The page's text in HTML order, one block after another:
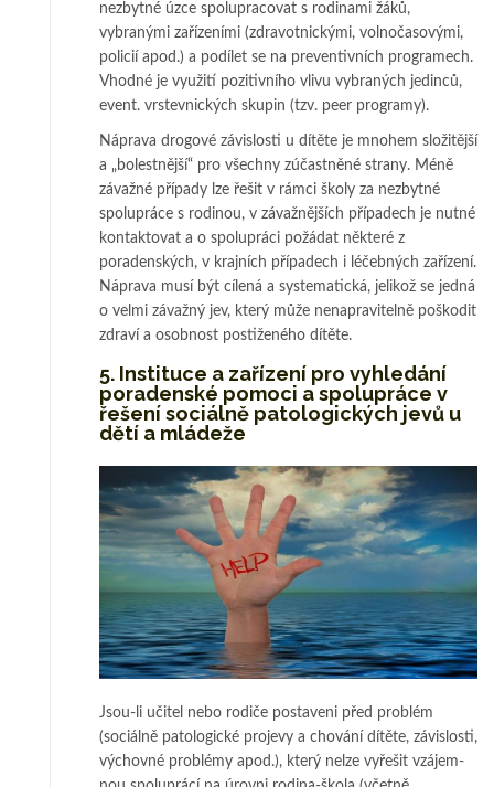
nezbytné úzce spolupracovat s rodinami žá­ků,
vybranými zařízeními (zdra­vot­nic­ký­mi, volnočasovými,
policií apod.) a po­dí­let se na preventivních pro­gra­mech.
Vhodné je využití pozitivního vlivu vy­bra­ných jedinců,
event. vrstevnických sku­pin (tzv. peer programy).
Náprava drogové závislosti u dítěte je mnohem složitější
a „bolestnější“ pro všech­ny zúčastněné strany. Méně
závažné případy lze řešit v rámci školy za nez­byt­né
spolupráce s rodinou, v závažnějších případech je nutné
kon­tak­to­vat a o spo­lu­práci požádat některé z
poradenských, v krajních případech i lé­čeb­ných zařízení.
Ná­prava musí být cílená a systematická, jelikož se jedná
o vel­mi závažný jev, který mů­že nenapravitelně poškodit
zdraví a osobnost pos­ti­ženého dítěte.
5. Instituce a zařízení pro vyhledání
poradenské pomoci a spo­lu­práce v
řešení sociálně patologických jevů u
dětí a mládeže
Jsou-li učitel nebo rodiče postaveni před problém
(sociálně patologické pro­­je­vy a chování dítěte, závislosti,
výchovné problémy apod.), který nelze vy­řešit vzá­jem­